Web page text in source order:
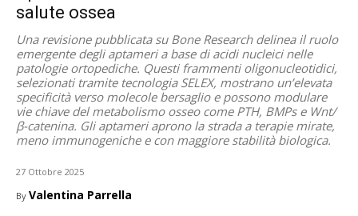
salute ossea
Una revisione pubblicata su Bone Research delinea il ruolo
emergente degli aptameri a base di acidi nucleici nelle
patologie ortopediche. Questi frammenti oligonucleotidici,
selezionati tramite tecnologia SELEX, mostrano un’elevata
specificità verso molecole bersaglio e possono modulare
vie chiave del metabolismo osseo come PTH, BMPs e Wnt/
β-catenina. Gli aptameri aprono la strada a terapie mirate,
meno immunogeniche e con maggiore stabilità biologica.
27 Ottobre 2025
By Valentina Parrella